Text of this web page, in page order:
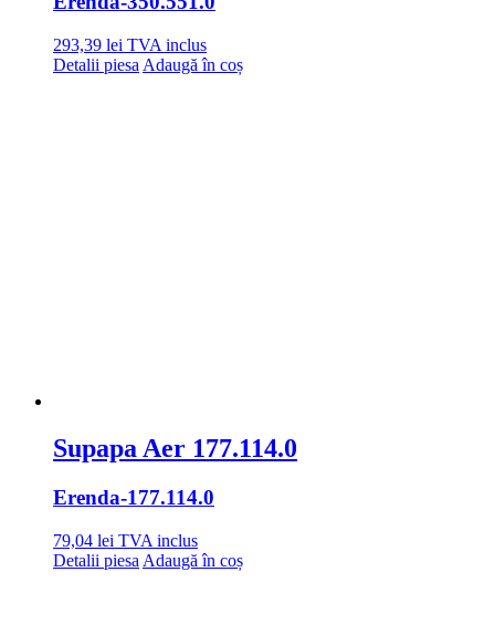
293,39 lei TVA inclus
Detalii piesa Adaugă în coș
Supapa Aer 177.114.0
Erenda-177.114.0
79,04 lei TVA inclus
Detalii piesa Adaugă în coș